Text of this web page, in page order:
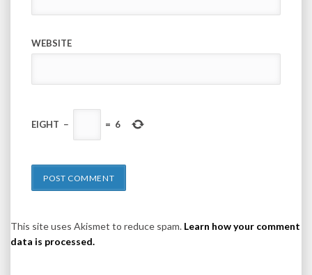
WEBSITE
EIGHT − = 6
This site uses Akismet to reduce spam. Learn how your comment
data is processed.